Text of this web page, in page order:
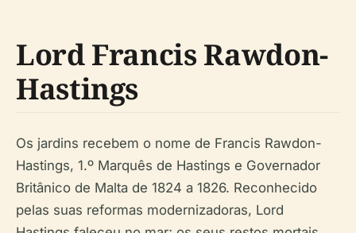
Lord Francis Rawdon-
Hastings
Os jardins recebem o nome de Francis Rawdon-
Hastings, 1.º Marquês de Hastings e Governador
Britânico de Malta de 1824 a 1826. Reconhecido
pelas suas reformas modernizadoras, Lord